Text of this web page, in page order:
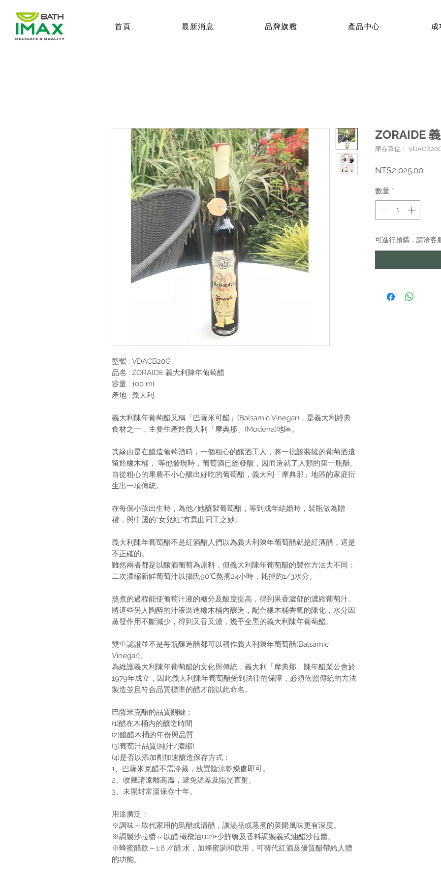
首頁 最新消息 品牌旗艦 產品中心 成
型號 : VDACB20G
品名 : ZORAIDE 義大利陳年葡萄醋
容量 : 100 ml
產地 : 義大利
義大利陳年葡萄醋又稱「巴薩米可醋」(Balsamic Vinegar)，是義大利經典
食材之一，主要生產於義大利「摩典那」(Modena)地區。
其緣由是在釀造葡萄酒時，一個粗心的釀酒工人，將一批該裝罐的葡萄酒遺
留於橡木桶， 等他發現時，葡萄酒已經發酸，因而造就了人類的第一瓶醋。
自從粗心的果農不小心釀出好吃的葡萄醋，義大利「摩典那」地區的家庭衍
生出一項傳統。
在每個小孩出生時，為他/她釀製葡萄醋，等到成年結婚時，裝瓶做為贈
禮，與中國的”女兒紅”有異曲同工之妙。
義大利陳年葡萄醋不是紅酒醋人們以為義大利陳年葡萄醋就是紅酒醋，這是
不正確的。
雖然兩者都是以釀酒葡萄為原料，但義大利陳年葡萄醋的製作方法大不同：
二次濃縮新鮮葡萄汁以攝氏90℃熬煮24小時，耗掉約1/3水分。
熬煮的過程能使葡萄汁液的糖分及酸度提高，得到果香濃郁的濃縮葡萄汁。
將這些另人陶醉的汁液裝進橡木桶內釀造，配合橡木桶香氧的陳化，水分因
蒸發作用不斷減少，得到又香又濃，幾乎全黑的義大利陳年葡萄醋。
雙重認證並不是每瓶釀造醋都可以稱作義大利陳年葡萄醋(Balsamic
Vinegar)。
為維護義大利陳年葡萄醋的文化與傳統，義大利「摩典那」陳年醋業公會於
1979年成立，因此義大利陳年葡萄醋受到法律的保障，必須依照傳統的方法
製造並且符合品質標準的醋才能以此命名。
巴薩米克醋的品質關鍵：
(1)醋在木桶內的釀造時間
(2)釀醋木桶的年份與品質
(3)葡萄汁品質(純汁/濃縮)
(4)是否以添加劑加速釀造保存方式：
1、巴薩米克醋不需冷藏，放置陰涼乾燥處即可。
2、收藏請遠離高溫，避免溫差及陽光直射。
3、未開封常溫保存十年。
用途廣泛：
※調味～取代家用的烏醋或清醋，讓湯品或蒸煮的菜餚風味更有深度。
※調製沙拉醬～以醋:橄欖油(1:2)+少許鹽及香料調製義式油醋沙拉醬。
※蜂蜜醋飲～1:8 //醋:水，加蜂蜜調和飲用，可替代紅酒及優質醋帶給人體
的功能。
ZORAIDE
庫存單位：
NT$2,025.00價
數量 *
可進行預購，請洽客